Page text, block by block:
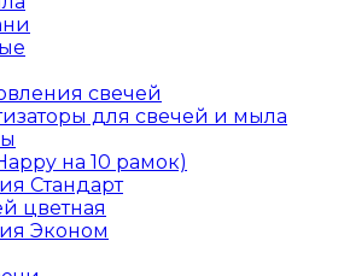
свечей
для свечей и мыла
на 10 рамок)
Стандарт
цветная
Эконом